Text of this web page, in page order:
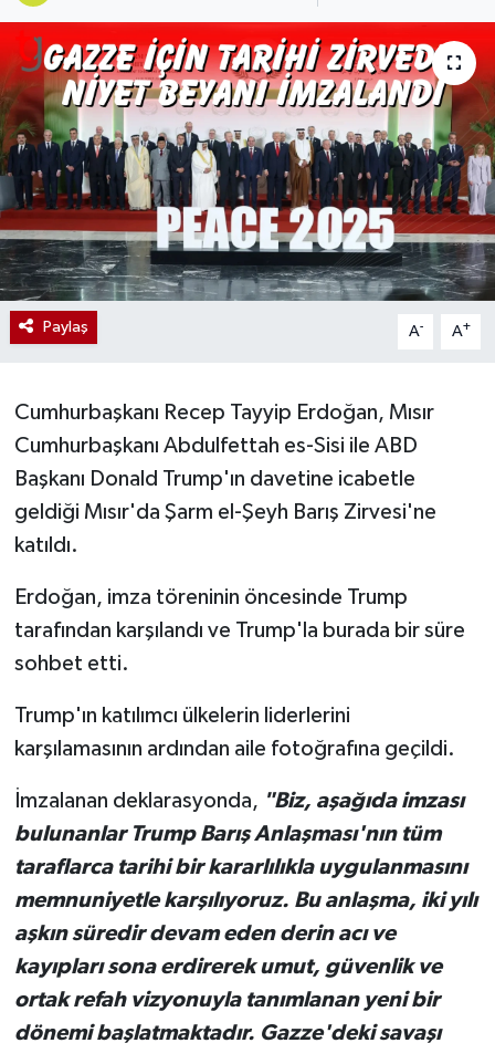
Paylaş A- A+
Cumhurbaşkanı Recep Tayyip Erdoğan, Mısır
Cumhurbaşkanı Abdulfettah es-Sisi ile ABD
Başkanı Donald Trump'ın davetine icabetle
geldiği Mısır'da Şarm el-Şeyh Barış Zirvesi'ne
katıldı.
Erdoğan, imza töreninin öncesinde Trump
tarafından karşılandı ve Trump'la burada bir süre
sohbet etti.
Trump'ın katılımcı ülkelerin liderlerini
karşılamasının ardından aile fotoğrafına geçildi.
İmzalanan deklarasyonda, "Biz, aşağıda imzası
bulunanlar Trump Barış Anlaşması'nın tüm
taraflarca tarihi bir kararlılıkla uygulanmasını
memnuniyetle karşılıyoruz. Bu anlaşma, iki yılı
aşkın süredir devam eden derin acı ve
kayıpları sona erdirerek umut, güvenlik ve
ortak refah vizyonuyla tanımlanan yeni bir
dönemi başlatmaktadır. Gazze'deki savaşı